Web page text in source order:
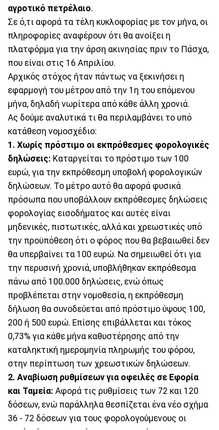
αγροτικό πετρέλαιο.
Σε ό,τι αφορά τα τέλη κυκλοφορίας με τον μήνα, οι
πληροφορίες αναφέρουν ότι θα ανοίξει η
πλατφόρμα για την άρση ακινησίας πριν το Πάσχα,
που είναι στις 16 Απριλίου.
Αρχικός στόχος ήταν πάντως να ξεκινήσει η
εφαρμογή του μέτρου από την 1η του επόμενου
μήνα, δηλαδή νωρίτερα από κάθε άλλη χρονιά.
Ας δούμε αναλυτικά τι θα περιλαμβάνει το υπό
κατάθεση νομοσχέδιο:
1. Χωρίς πρόστιμο οι εκπρόθεσμες φορολογικές
δηλώσεις: Καταργείται το πρόστιμο των 100
ευρώ, για την εκπρόθεσμη υποβολή φορολογικών
δηλώσεων. Το μέτρο αυτό θα αφορά φυσικά
πρόσωπα που υποβάλλουν εκπρόθεσμες δηλώσεις
φορολογίας εισοδήματος και αυτές είναι
μηδενικές, πιστωτικές, αλλά και χρεωστικές υπό
την προϋπόθεση ότι ο φόρος που θα βεβαιωθεί δεν
θα υπερβαίνει τα 100 ευρώ. Να σημειωθεί ότι για
την περυσινή χρονιά, υποβλήθηκαν εκπρόθεσμα
πάνω από 100.000 δηλώσεις, ενώ όπως
προβλέπεται στην νομοθεσία, η εκπρόθεσμη
δήλωση θα συνοδεύεται από πρόστιμο ύψους 100,
200 ή 500 ευρώ. Επίσης επιβάλλεται και τόκος
0,73% για κάθε μήνα καθυστέρησης από την
καταληκτική ημερομηνία πληρωμής του φόρου,
στην περίπτωση των χρεωστικών δηλώσεων.
2. Αναβίωση ρυθμίσεων για οφειλές σε Εφορία
και Ταμεία: Αφορά τις ρυθμίσεις των 72 και 120
δόσεων, ενώ παράλληλα θεσπίζεται ένα νέο σχήμα
36 - 72 δόσεων για τους φορολογούμενους οι